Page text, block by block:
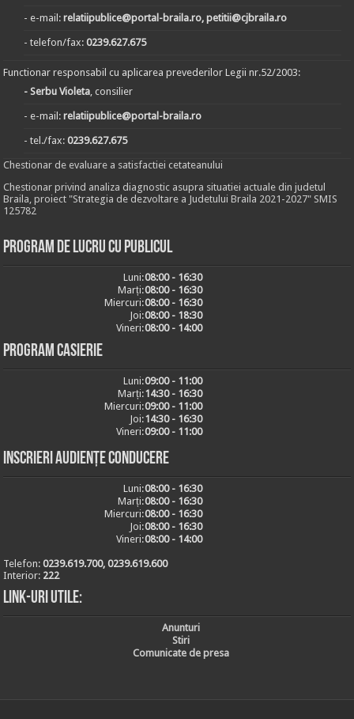
- e-mail:relatiipublice@portal-braila.ro, petitii@cjbraila.ro
- telefon/fax:0239.627.675
Functionar responsabil cu aplicarea prevederilor Legii nr.52/2003:
- Serbu Violeta , consilier
- e-mail:relatiipublice@portal-braila.ro
- tel./fax:0239.627.675
Chestionar de evaluare a satisfactiei cetateanului
Chestionar privind analiza diagnostic asupra situatiei actuale din judetul
Braila, proiect "Strategia de dezvoltare a Judetului Braila 2021-2027" SMIS
125782
Program de lucru cu publicul
Luni:08:00 - 16:30
Marți:08:00 - 16:30
Miercuri:08:00 - 16:30
Joi:08:00 - 18:30
Vineri:08:00 - 14:00
Program casierie
Luni:09:00 - 11:00
Marți:14:30 - 16:30
Miercuri:09:00 - 11:00
Joi:14:30 - 16:30
Vineri:09:00 - 11:00
Inscrieri audiențe conducere
Luni:08:00 - 16:30
Marți:08:00 - 16:30
Miercuri:08:00 - 16:30
Joi:08:00 - 16:30
Vineri:08:00 - 14:00
Telefon:0239.619.700, 0239.619.600
Interior: 222
Link-uri utile:
Anunturi
Stiri
Comunicate de presa